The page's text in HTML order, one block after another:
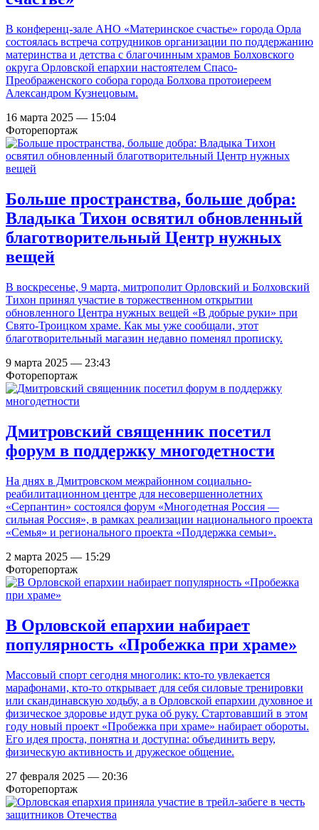
В конференц-зале АНО «Материнское счастье» города Орла
состоялась встреча сотрудников организации по поддержанию
материнства и детства с благочинным храмов Болховского
округа Орловской епархии настоятелем Спасо-
Преображенского собора города Болхова протоиереем
Александром Кузнецовым.
16 марта 2025 — 15:04
Фоторепортаж
Больше пространства, больше добра:
Владыка Тихон освятил обновленный
благотворительный Центр нужных
вещей
В воскресенье, 9 марта, митрополит Орловский и Болховский
Тихон принял участие в торжественном открытии
обновленного Центра нужных вещей «В добрые руки» при
Свято-Троицком храме. Как мы уже сообщали, этот
благотворительный магазин недавно поменял прописку.
9 марта 2025 — 23:43
Фоторепортаж
Дмитровский священник посетил
форум в поддержку многодетности
На днях в Дмитровском межрайонном социально-
реабилитационном центре для несовершеннолетних
«Серпантин» состоялся форум «Многодетная Россия —
сильная Россия», в рамках реализации национального проекта
«Семья» и регионального проекта «Поддержка семьи».
2 марта 2025 — 15:29
Фоторепортаж
В Орловской епархии набирает
популярность «Пробежка при храме»
Массовый спорт сегодня многолик: кто-то увлекается
марафонами, кто-то открывает для себя силовые тренировки
или скандинавскую ходьбу, а в Орловской епархии духовное и
физическое здоровье идут рука об руку. Стартовавший в этом
году новый проект «Пробежка при храме» набирает обороты.
Его идея проста, понятна и доступна: объединить веру,
физическую активность и дружеское общение.
27 февраля 2025 — 20:36
Фоторепортаж